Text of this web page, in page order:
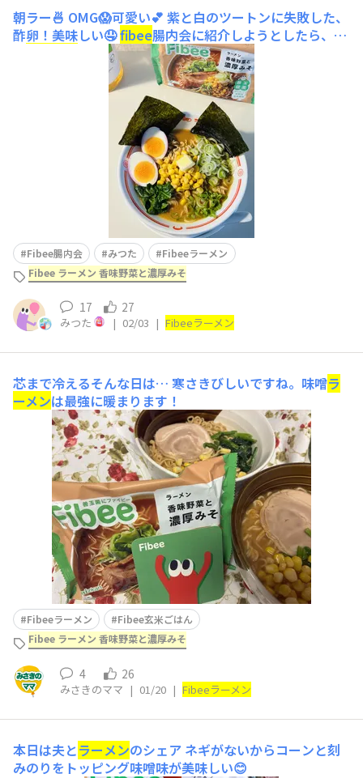
朝ラー🍜 OMG😱可愛い💕 紫と白のツートンに失敗した、
酢卵！美味しい🤤fibee腸内会に紹介しようとしたら、こ
を以前当選で食べて好みではなかったと言われ
断られちゃいました🤣 ドキドキしながら、
実食。ふむふむ、ざ！ラーメンと思って食べると、まぁ、
Fibee腸内会 みつた
Fibeeラーメン
Fibee ラーメン 香味野菜と濃厚みそ
17 27
みつた | 02/03 | Fibeeラーメン
芯まで冷えるそんな日は… 寒さきびしいですね。味噌ラ
ーメンは最強に暖まります！
Fibeeラーメン
Fibee玄米ごはん
Fibee ラーメン 香味野菜と濃厚みそ
4 26
みさきのママ | 01/20 | Fibeeラーメン
本日は夫とラーメンのシェア ネギがないからコーンと刻
みのりをトッピング味噌味が美味しい😊